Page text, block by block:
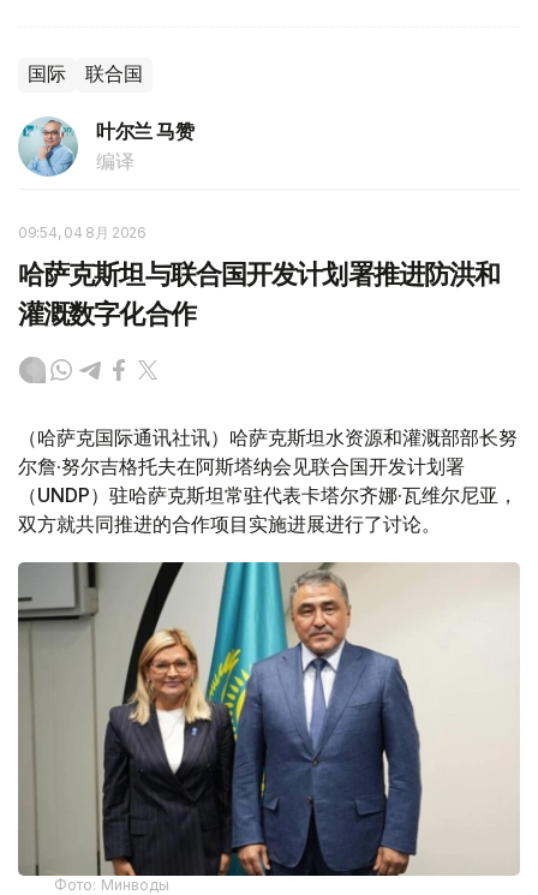
国际 联合国
叶尔兰 马赞
编译
09:54, 04 8月 2026
哈萨克斯坦与联合国开发计划署推进防洪和
灌溉数字化合作
（哈萨克国际通讯社讯）哈萨克斯坦水资源和灌溉部部长努
尔詹·努尔吉格托夫在阿斯塔纳会见联合国开发计划署
（UNDP）驻哈萨克斯坦常驻代表卡塔尔齐娜·瓦维尔尼亚，
双方就共同推进的合作项目实施进展进行了讨论。
Фото: Минводы